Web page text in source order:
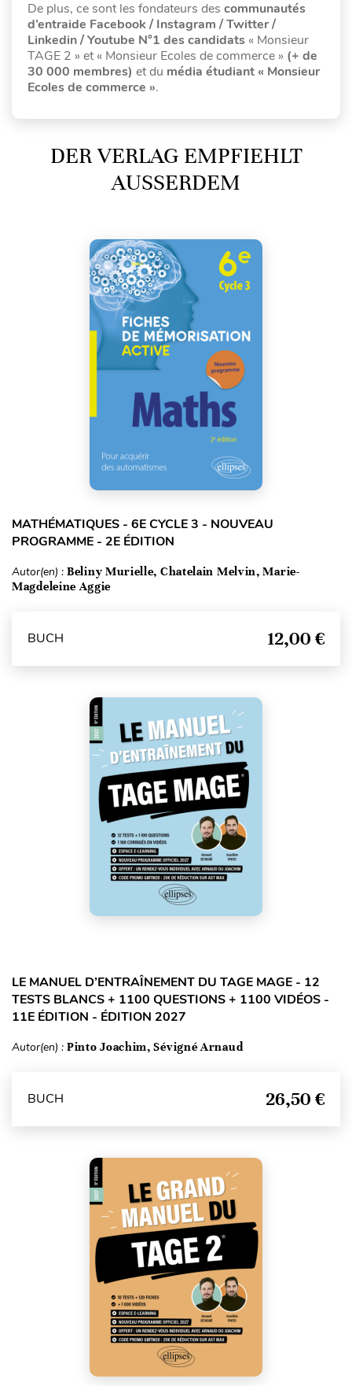
De plus, ce sont les fondateurs des communautés
d’entraide Facebook / Instagram / Twitter /
Linkedin / Youtube N°1 des candidats « Monsieur
TAGE 2 » et « Monsieur Ecoles de commerce » (+ de
30 000 membres) et du média étudiant « Monsieur
Ecoles de commerce ».
DER VERLAG EMPFIEHLT
AUSSERDEM
MATHÉMATIQUES - 6E CYCLE 3 - NOUVEAU
PROGRAMME - 2E ÉDITION
Autor(en) : Beliny Murielle, Chatelain Melvin, Marie-
Magdeleine Aggie
BUCH 12,00 €
LE MANUEL D’ENTRAÎNEMENT DU TAGE MAGE - 12
TESTS BLANCS + 1100 QUESTIONS + 1100 VIDÉOS -
11E ÉDITION - ÉDITION 2027
Autor(en) : Pinto Joachim, Sévigné Arnaud
BUCH 26,50 €